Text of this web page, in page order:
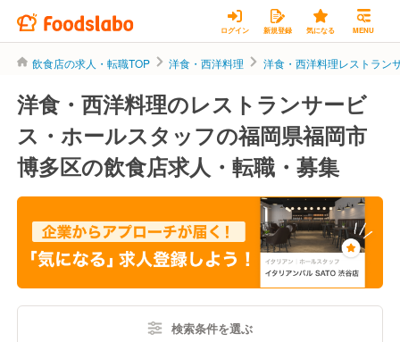
ログイン 新規登録 気になる MENU
飲食店の求人・転職TOP 洋食・西洋料理 洋食・西洋料理レストラン
洋食・西洋料理のレストランサービ
ス・ホールスタッフの福岡県福岡市
博多区の飲食店求人・転職・募集
検索条件を選ぶ